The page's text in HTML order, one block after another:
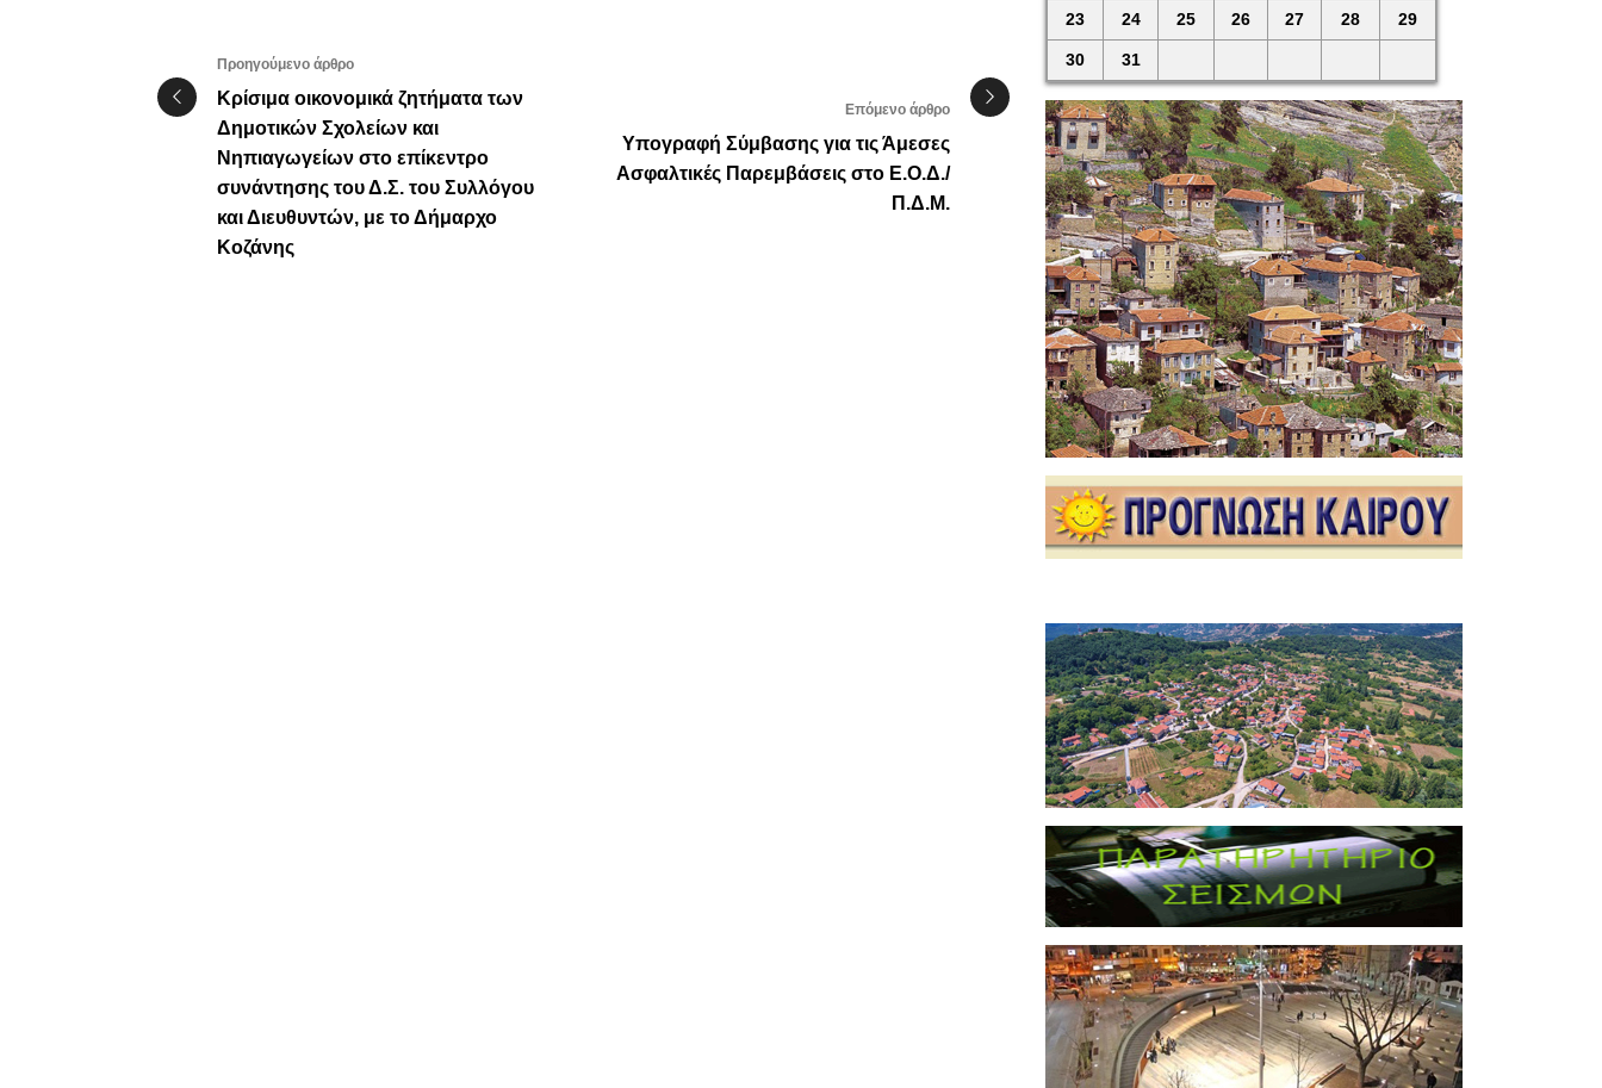
Προηγούμενο άρθρο
Κρίσιμα οικονομικά ζητήματα των
Δημοτικών Σχολείων και
Νηπιαγωγείων στο επίκεντρο
συνάντησης του Δ.Σ. του Συλλόγου
και Διευθυντών, με το Δήμαρχο
Κοζάνης
Επόμενο άρθρο
Υπογραφή Σύμβασης για τις Άμεσες
Ασφαλτικές Παρεμβάσεις στο Ε.Ο.Δ./
Π.Δ.Μ.
23 24 25 26 27 28 29
30 31